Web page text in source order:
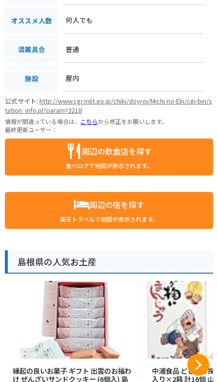
オススメ人数 何人でも
混雑具合 普通
施設 屋内
公式サイト:http://www.cgr.mlit.go.jp/chiki/doyroj/Michi-no-Eki/cgi-bin/s
tation_info.pl?param=3218
情報が間違っている場合は、 こちらから修正をお願いします。
最終更新ユーザー：
周辺の飲食店を探す
食べログで地図が表示されます。
周辺の宿を探す
楽天トラベルで地図が表示されます。
島根県の人気お土産
縁起の良いお菓子 ギフト 出雲のお福わ
け ぜんざいサンドクッキー (6個入) 島
中浦食品 どじょう掬
入り×2箱 計16個 山